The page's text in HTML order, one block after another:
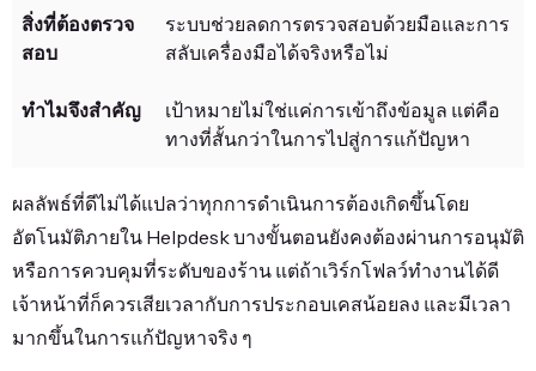
ระบบช่วยลดการตรวจสอบด้วยมือและการ
สลับเครื่องมือได้จริงหรือไม่
เป้าหมายไม่ใช่แค่การเข้าถึงข้อมูล แต่คือ
ทางที่สั้นกว่าในการไปสู่การแก้ปัญหา
ผลลัพธ์ที่ดีไม่ได้แปลว่าทุกการดำเนินการต้องเกิดขึ้นโดย
อัตโนมัติภายใน Helpdesk บางขั้นตอนยังคงต้องผ่านการอนุมัติ
หรือการควบคุมที่ระดับของร้าน แต่ถ้าเวิร์กโฟลว์ทำงานได้ดี
เจ้าหน้าที่ก็ควรเสียเวลากับการประกอบเคสน้อยลง และมีเวลา
มากขึ้นในการแก้ปัญหาจริง ๆ